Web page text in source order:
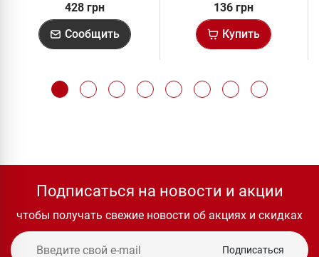
428 грн
Сообщить
136 грн
Купить
Подписаться на новости и акции
чтобы получать свежие новости об акциях и скидках
Подписаться